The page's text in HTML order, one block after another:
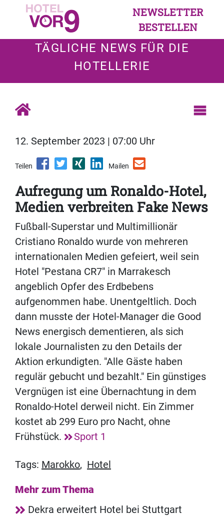
NEWSLETTER
BESTELLEN
TÄGLICHE NEWS FÜR DIE
HOTELLERIE
12. September 2023 | 07:00 Uhr
Teilen Mailen
Aufregung um Ronaldo-Hotel,
Medien verbreiten Fake News
Fußball-Superstar und Multimillionär
Cristiano Ronaldo wurde von mehreren
internationalen Medien gefeiert, weil sein
Hotel "Pestana CR7" in Marrakesch
angeblich Opfer des Erdbebens
aufgenommen habe. Unentgeltlich. Doch
dann musste der Hotel-Manager die Good
News energisch dementieren, als sich
lokale Journalisten zu den Details der
Aktion erkundigten. "Alle Gäste haben
regulär gebucht und bezahlt." Ein günstiges
Vergnügen ist eine Übernachtung in dem
Ronaldo-Hotel derweil nicht. Ein Zimmer
kostet ab 299 Euro pro Nacht, ohne
Frühstück.
Sport 1
Tags: Marokko, Hotel
Mehr zum Thema
Dekra erweitert Hotel bei Stuttgart